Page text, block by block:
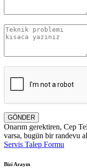
GÖNDER
Onarım gerektiren, Cep
varsa, bugün bir randevu
Servis Talep Formu
Bizi Arayın